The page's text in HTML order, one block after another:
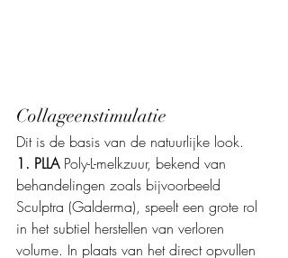
Collageenstimulatie
Dit is de basis van de natuurlijke look.
1. PLLA Poly-L-melkzuur, bekend van
behandelingen zoals bijvoorbeeld
Sculptra (Galderma), speelt een grote rol
in het subtiel herstellen van verloren
volume. In plaats van het direct opvullen